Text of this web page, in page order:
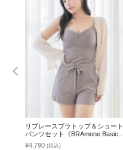
リブレースブラトップ＆ショート
パンツセット《BRAmone Basic
Natural》
¥4,790 (税込)